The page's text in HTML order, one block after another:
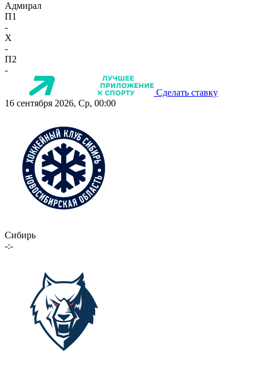
Адмирал
П1
-
X
-
П2
-
Сделать ставку
16 сентября 2026, Ср, 00:00
Сибирь
-:-